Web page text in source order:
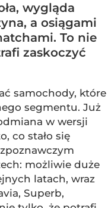
wygląda
a osiągami
To nie
zaskoczyć
samochody, które
segmentu. Już
w wersji
co stało się
możliwie duże
latach, wraz
Superb,